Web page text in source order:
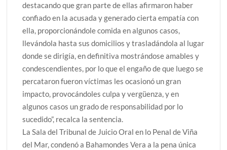
destacando que gran parte de ellas afirmaron haber
confiado en la acusada y generado cierta empatía con
ella, proporcionándole comida en algunos casos,
llevándola hasta sus domicilios y trasladándola al lugar
donde se dirigía, en definitiva mostrándose amables y
condescendientes, por lo que el engaño de que luego se
percataron fueron víctimas les ocasionó un gran
impacto, provocándoles culpa y vergüenza, y en
algunos casos un grado de responsabilidad por lo
sucedido”, recalca la sentencia.
La Sala del Tribunal de Juicio Oral en lo Penal de Viña
del Mar, condenó a Bahamondes Vera a la pena única